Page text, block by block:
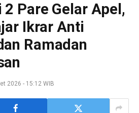
Pare Gelar Apel,
Ikrar Anti
Ramadan
2026 - 15:12 WIB